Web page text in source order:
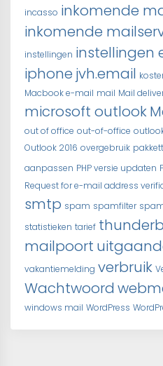
incasso inkomende
inkomende
instellingen instellingen
iphone jvh.email
Macbook e-mail mail Mail
microsoft outlook
out of office out-of-office
Outlook 2016 overgebruik
aanpassen PHP versie updaten
Request for e-mail address
smtp spam spamfilter
statistieken tarief
mailpoort
vakantiemelding verbruik
Wachtwoord
windows mail WordPress